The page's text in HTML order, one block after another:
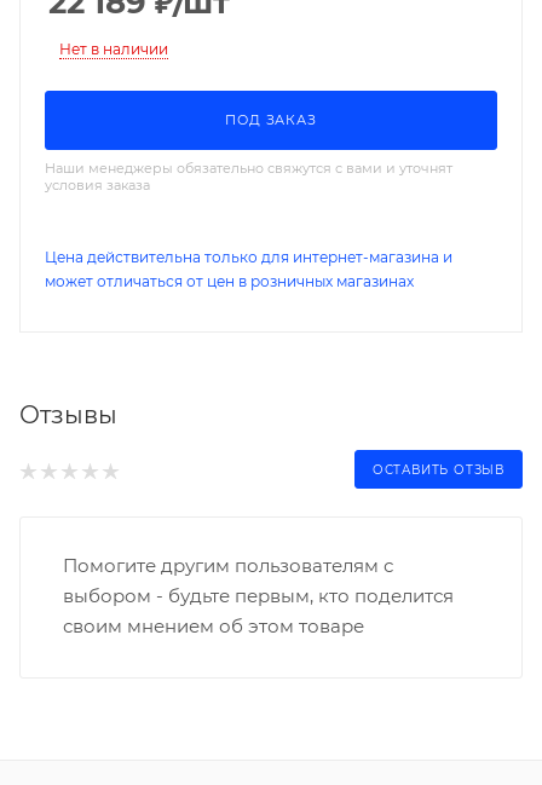
Нет в наличии
ПОД ЗАКАЗ
Наши менеджеры обязательно свяжутся с вами и уточнят
условия заказа
Цена действительна только для интернет-магазина и
может отличаться от цен в розничных магазинах
Отзывы
ОСТАВИТЬ ОТЗЫВ
Помогите другим пользователям с
выбором - будьте первым, кто поделится
своим мнением об этом товаре